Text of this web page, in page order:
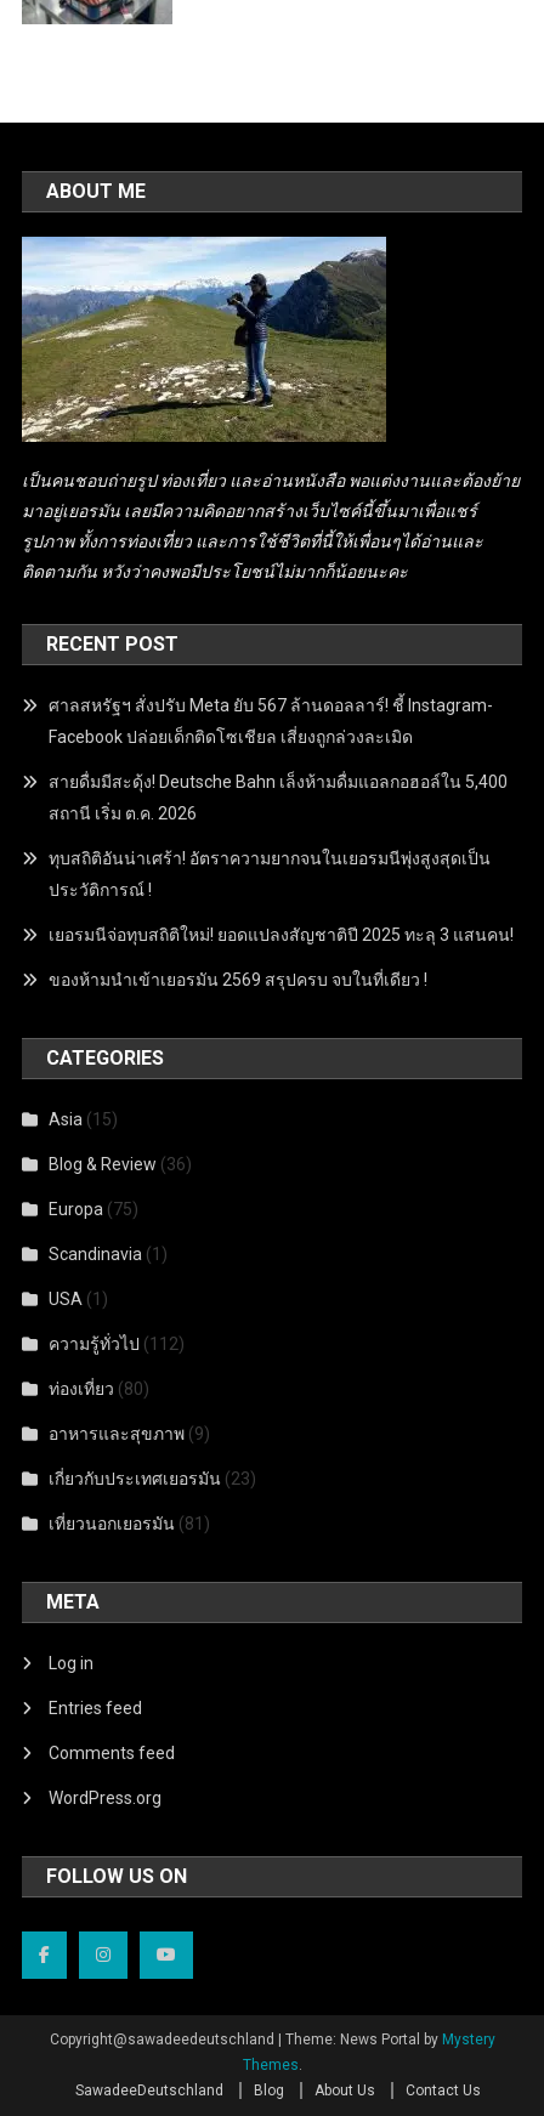
ABOUT ME
เป็นคนชอบถ่ายรูป ท่องเที่ยว และอ่านหนังสือ พอแต่งงานและต้องย้าย
มาอยู่เยอรมัน เลยมีความคิดอยากสร้างเว็บไซค์นี้ขึ้นมาเพื่อแชร์
รูปภาพ ทั้งการท่องเที่ยว และการใช้ชีวิตที่นี้ให้เพื่อนๆได้อ่านและ
ติดตามกัน หวังว่าคงพอมีประโยชน์ไม่มากก็น้อยนะคะ
RECENT POST
ศาลสหรัฐฯ สั่งปรับ Meta ยับ 567 ล้านดอลลาร์! ชี้ Instagram-
Facebook ปล่อยเด็กติดโซเชียล เสี่ยงถูกล่วงละเมิด
สายดื่มมีสะดุ้ง! Deutsche Bahn เล็งห้ามดื่มแอลกอฮอล์ใน 5,400
สถานี เริ่ม ต.ค. 2026
ทุบสถิติอันน่าเศร้า! อัตราความยากจนในเยอรมนีพุ่งสูงสุดเป็น
ประวัติการณ์ !
เยอรมนีจ่อทุบสถิติใหม่! ยอดแปลงสัญชาติปี 2025 ทะลุ 3 แสนคน!
ของห้ามนำเข้าเยอรมัน 2569 สรุปครบ จบในที่เดียว !
CATEGORIES
Asia (15)
Blog & Review (36)
Europa (75)
Scandinavia (1)
USA (1)
ความรู้ทั่วไป (112)
ท่องเที่ยว (80)
อาหารและสุขภาพ (9)
เกี่ยวกับประเทศเยอรมัน (23)
เที่ยวนอกเยอรมัน (81)
META
Log in
Entries feed
Comments feed
WordPress.org
FOLLOW US ON
Copyright@sawadeedeutschland | Theme: News Portal by Mystery
Themes
SawadeeDeutschland
Blog About Us Contact Us